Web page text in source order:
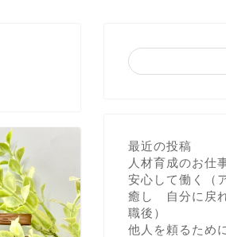
最近の投稿
人材育成のお仕
安心して働く（
癒し 自分に戻
職後）
他人を頼るため